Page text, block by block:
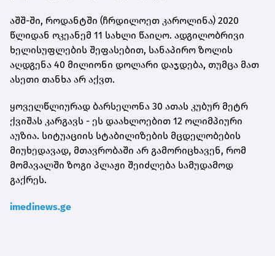
აშშ-ში, როდანტში (ჩრდილოეთ კაროლინა) 2020
წლიდან ოკეანემ 11 სახლი წაიღო. ადგილობრივი
ხელისუფლების შეფასებით, სანაპირო ზოლის
აღდგენა 40 მილიონი დოლარი დაჯდება, თუმცა მათ
ასეთი თანხა არ აქვთ.
ყოველწლიურად ბარსელონა 30 ათას კუბურ მეტრ
ქვიშას კარგავს - ეს დაახლოებით 12 ოლიმპიური
აუზია. სიტუაციის სტაბილიზების მცდელობების
მიუხედავად, მთავრობაში არ გამორიცხავენ, რომ
მომავალში ზოგი პლაჟი შეიძლება სამუდამოდ
გაქრეს.
imedinews.ge